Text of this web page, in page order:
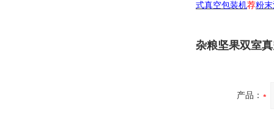
式真空包装机荐粉
杂粮坚果双室
产品：